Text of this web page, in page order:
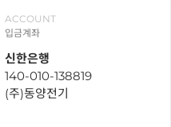
ACCOUNT
입금계좌
신한은행
140-010-138819
(주)동양전기